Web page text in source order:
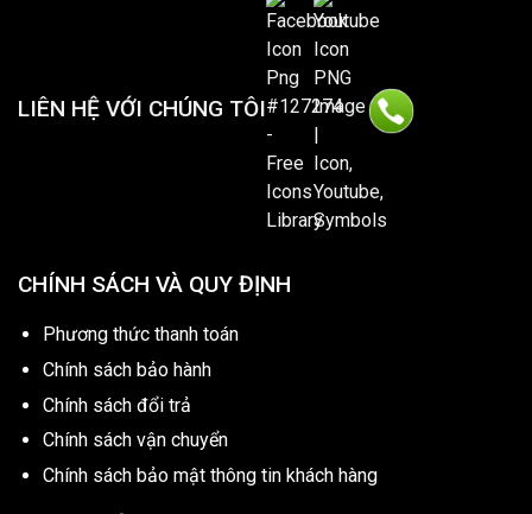
LIÊN HỆ VỚI CHÚNG TÔI
CHÍNH SÁCH VÀ QUY ĐỊNH
Phương thức thanh toán
Chính sách bảo hành
Chính sách đổi trả
Chính sách vận chuyển
Chính sách bảo mật thông tin khách hàng